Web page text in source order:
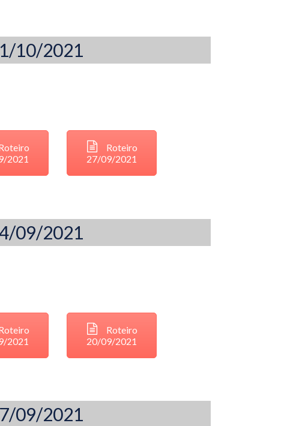
10/2021
2021
Roteiro
27/09/2021
09/2021
2021
Roteiro
20/09/2021
09/2021